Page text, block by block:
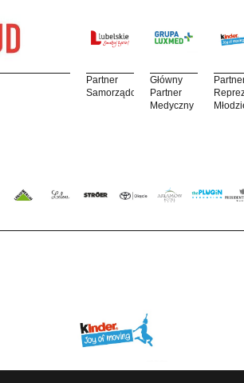
Partner
Samorządowy
Główny
Partner
Medyczny